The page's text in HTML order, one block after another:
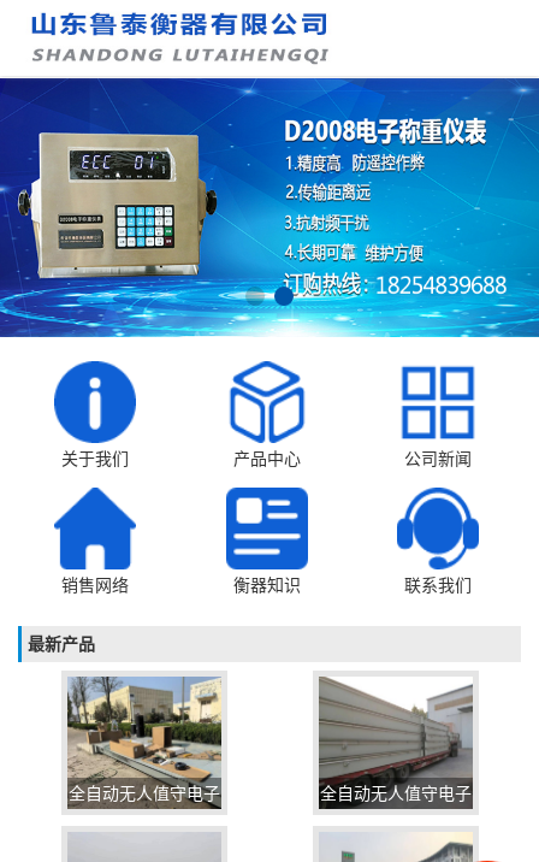
关于我们 产品中心 公司新闻
销售网络 衡器知识 联系我们
最新产品
全自动无人值守电子
汽车衡
全自动无人值守电子
汽车衡